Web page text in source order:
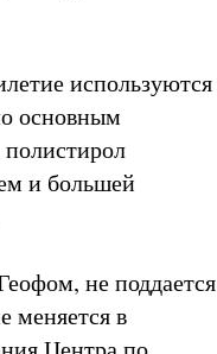
используются
основным
и большей
не поддается
меняется в